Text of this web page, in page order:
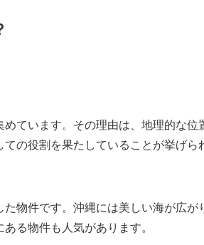
ています。その理由は、地理的な位
の役割を果たしていることが挙げら
物件です。沖縄には美しい海が広
る物件も人気があります。